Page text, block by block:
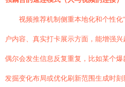
视频推荐机制侧重本地化和个性化
户内容、真实打卡展示方面，能增强
偶尔会发生信息反复重复，比如某个
发掘变化布局或优化刷新范围生成时